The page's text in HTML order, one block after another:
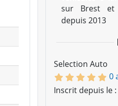
sur Brest et
depuis 2013
Selection Auto
0
Inscrit depuis le